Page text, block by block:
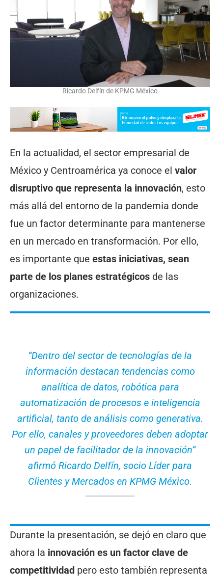
Ricardo Delfín de KPMG México
En la actualidad, el sector empresarial de
México y Centroamérica ya conoce el valor
disruptivo que representa la innovación, esto
más allá del entorno de la pandemia donde
fue un factor determinante para mantenerse
en un mercado en transformación. Por ello,
es importante que estas iniciativas, sean
parte de los planes estratégicos de las
organizaciones.
“Dentro del sector de tecnologías de la
información destacan tendencias como
analítica de datos, robótica para
automatización de procesos e inteligencia
artificial, tanto de análisis como generativa.
Por ello, canales y proveedores deben adoptar
un papel de facilitador de la innovación”
afirmó Ricardo Delfín, socio Líder para
Clientes y Mercados en KPMG México.
Durante la presentación, se dejó en claro que
ahora la innovación es un factor clave de
competitividad pero esto también representa